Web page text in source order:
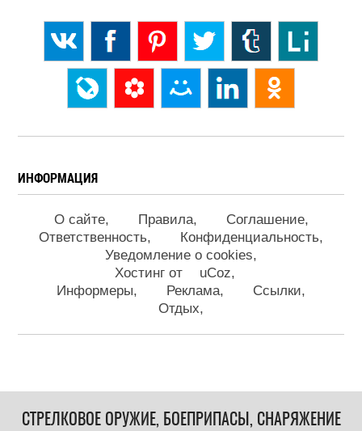
ИНФОРМАЦИЯ
О сайте Правила
Соглашение
Ответственность
Конфиденциальность
Уведомление о cookies
Хостинг от
uCoz
Информеры
Реклама
Ссылки
Отдых
СТРЕЛКОВОЕ ОРУЖИЕ, БОЕПРИПАСЫ, СНАРЯЖЕНИЕ